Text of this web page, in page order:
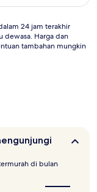
24 jam terakhir
dewasa. Harga dan
tambahan mungkin
di bulan